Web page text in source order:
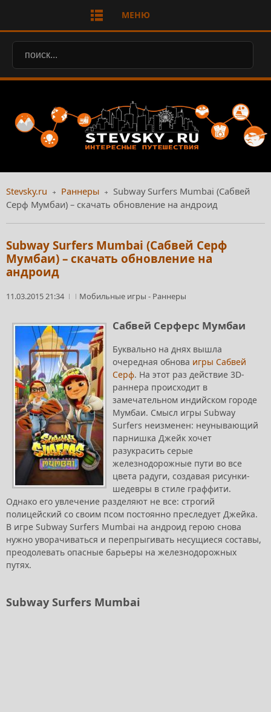
МЕНЮ
Stevsky.ru Раннеры
Subway Surfers Mumbai (Сабвей
Серф Мумбаи) – скачать обновление на андроид
Subway Surfers Mumbai (Сабвей Серф
Мумбаи) – скачать обновление на
андроид
11.03.2015 21:34 Мобильные игры - Раннеры
Сабвей Серферс Мумбаи
Буквально на днях вышла
очередная обнова игры Сабвей
Серф. На этот раз действие 3D-
раннера происходит в
замечательном индийском городе
Мумбаи. Смысл игры Subway
Surfers неизменен: неунывающий
парнишка Джейк хочет
разукрасить серые
железнодорожные пути во все
цвета радуги, создавая рисунки-
шедевры в стиле граффити.
Однако его увлечение разделяют не все: строгий
полицейский со своим псом постоянно преследует Джейка.
В игре Subway Surfers Mumbai на андроид герою снова
нужно уворачиваться и перепрыгивать несущиеся составы,
преодолевать опасные барьеры на железнодорожных
путях.
Subway Surfers Mumbai